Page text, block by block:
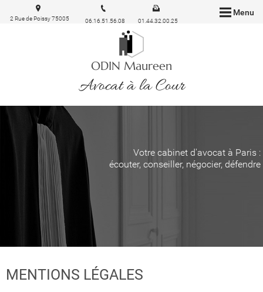
Menu
ODIN Maureen
Avocat à la Cour
2 Rue de Poissy 75005
06.16.51.56.08 01.44.32.00.25
Votre cabinet d'avocat à Paris :
écouter, conseiller, négocier, défendre
MENTIONS LÉGALES